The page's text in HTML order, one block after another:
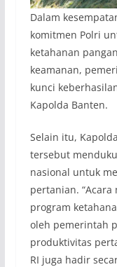
Dalam
komitmen Polri
ketahanan
keamanan,
kunci
Kapolda Banten.
Selain itu,
tersebut
nasional untuk
pertanian.
program
oleh pemerintah
produktivitas
RI juga hadir